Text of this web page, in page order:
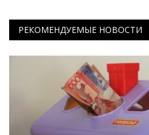
РЕКОМЕНДУЕМЫЕ НОВОСТИ